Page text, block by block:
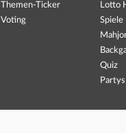
Themen-Ticker
Voting
Lotto
Spiele
Quiz
Partys